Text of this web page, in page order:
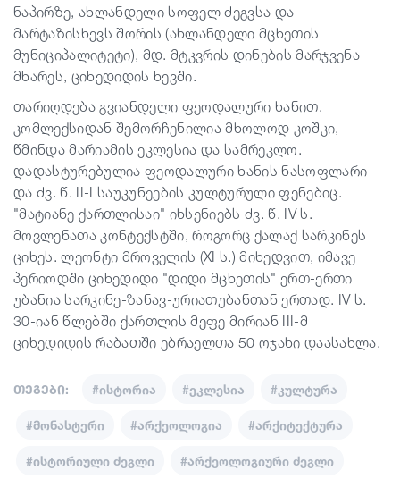
ნაპირზე, ახლანდელი სოფელ ძეგვსა და
მარტაზისხევს შორის (ახლანდელი მცხეთის
მუნიციპალიტეტი), მდ. მტკვრის დინების მარჯვენა
მხარეს, ციხედიდის ხევში.
თარიღდება გვიანდელი ფეოდალური ხანით.
კომლექსიდან შემორჩენილია მხოლოდ კოშკი,
წმინდა მარიამის ეკლესია და სამრეკლო.
დადასტურებულია ფეოდალური ხანის ნასოფლარი
და ძვ. წ. II-I საუკუნეების კულტურული ფენებიც.
"მატიანე ქართლისაი" იხსენიებს ძვ. წ. IV ს.
მოვლენათა კონტექსტში, როგორც ქალაქ სარკინეს
ციხეს. ლეონტი მროველის (XI ს.) მიხედვით, იმავე
პერიოდში ციხედიდი "დიდი მცხეთის" ერთ-ერთი
უბანია სარკინე-ზანავ-ურიათუბანთან ერთად. IV ს.
30-იან წლებში ქართლის მეფე მირიან III-მ
ციხედიდის რაბათში ებრაელთა 50 ოჯახი დაასახლა.
თეგები: #ისტორია #ეკლესია #კულტურა
#მონასტერი #არქეოლოგია #არქიტექტურა
#ისტორიული ძეგლი #არქეოლოგიური ძეგლი